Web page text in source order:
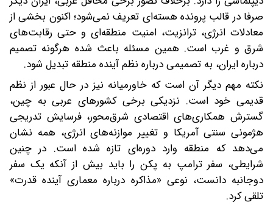
صرفا در قالب پرونده هسته‌ای تعریف نمی‌شود؛ اکنون بخشی از
معادلات انرژی، ترانزیت، امنیت منطقه‌ای و حتی رقابت‌های
شرق و غرب است. همین مسئله باعث شده هرگونه تصمیم
درباره ایران، به تصمیمی درباره نظم آینده منطقه تبدیل شود.
نکته مهم دیگر آن است که خاورمیانه نیز در حال عبور از نظم
قدیمی خود است. نزدیکی برخی کشورهای عربی به چین،
گسترش همکاری‌های اقتصادی شرق‌محور، فرسایش تدریجی
هژمونی سنتی آمریکا و تغییر موازنه‌های انرژی، همه نشان
می‌دهد که منطقه وارد دوره‌ای تازه شده است. در چنین
شرایطی، سفر ترامپ به پکن را باید بیش از آنکه یک سفر
دوجانبه دانست، نوعی «مذاکره درباره معماری آینده قدرت»
تلقی کرد.